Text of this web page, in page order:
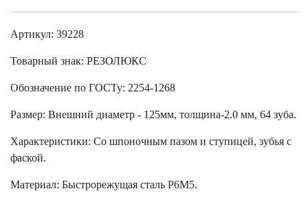
Артикул: 39228
Товарный знак: РЕЗОЛЮКС
Обозначение по ГОСТу: 2254-1268
Размер: Внешний диаметр - 125мм, толщина-2.0 мм, 64 зуба.
Характеристики: Со шпоночным пазом и ступицей, зубья с
фаской.
Материал: Быстрорежущая сталь Р6М5.